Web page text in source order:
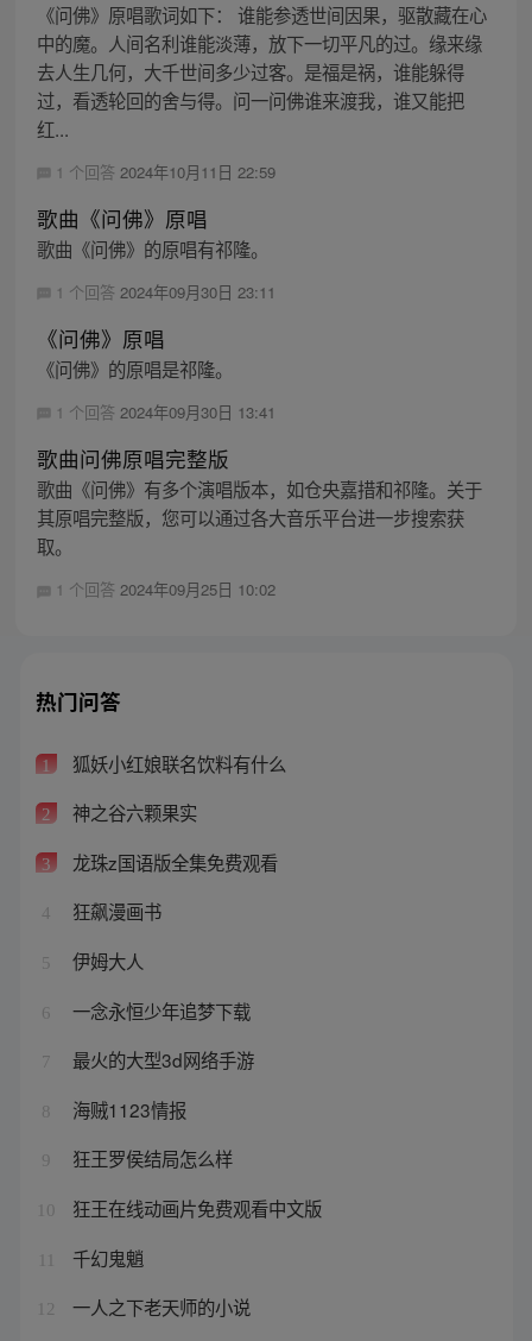
《问佛》原唱歌词如下： 谁能参透世间因果，驱散藏在心
中的魔。人间名利谁能淡薄，放下一切平凡的过。缘来缘
去人生几何，大千世间多少过客。是福是祸，谁能躲得
过，看透轮回的舍与得。问一问佛谁来渡我，谁又能把
红...
1 个回答 2024年10月11日 22:59
歌曲《问佛》原唱
歌曲《问佛》的原唱有祁隆。
1 个回答 2024年09月30日 23:11
《问佛》原唱
《问佛》的原唱是祁隆。
1 个回答 2024年09月30日 13:41
歌曲问佛原唱完整版
歌曲《问佛》有多个演唱版本，如仓央嘉措和祁隆。关于
其原唱完整版，您可以通过各大音乐平台进一步搜索获
取。
1 个回答 2024年09月25日 10:02
热门问答
1 狐妖小红娘联名饮料有什么
2 神之谷六颗果实
3 龙珠z国语版全集免费观看
4 狂飙漫画书
5 伊姆大人
6 一念永恒少年追梦下载
7 最火的大型3d网络手游
8 海贼1123情报
9 狂王罗侯结局怎么样
10 狂王在线动画片免费观看中文版
千幻鬼魈
12 一人之下老天师的小说